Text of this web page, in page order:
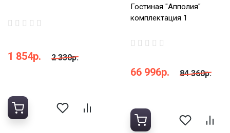
1 854р. 2 330р.
Гостиная "Апполия"
комплектация 1
66 996р. 84 360р.